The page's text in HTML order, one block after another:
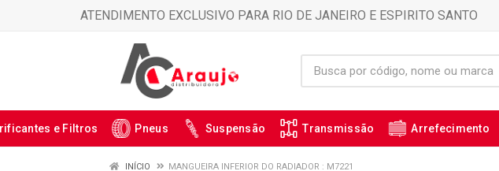
ATENDIMENTO EXCLUSIVO PARA RIO DE JANEIRO E ESPIRITO SANTO
e Filtros Pneus Suspensão Transmissão Arrefecimento
INÍCIO MANGUEIRA INFERIOR DO RADIADOR : M7221